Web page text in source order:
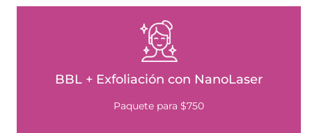
BBL + Exfoliación con NanoLaser
Paquete para $750